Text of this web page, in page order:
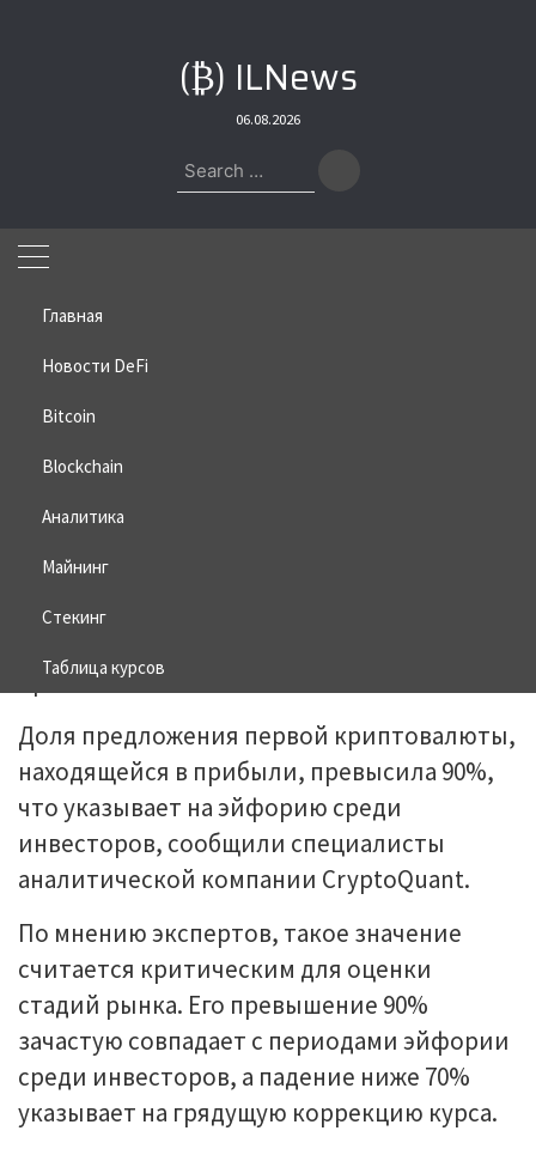
(₿) ILNews
06.08.2026
Search
for:
Главная
Новости DeFi
Bitcoin
Blockchain
Аналитика
Майнинг
Стекинг
Таблица курсов
Home»Bitcoin
90% предложения биткоина
сейчас в прибыли
30.08.2025
Доля предложения первой криптовалюты,
находящейся в прибыли, превысила 90%,
что указывает на эйфорию среди
инвесторов, сообщили специалисты
аналитической компании CryptoQuant.
По мнению экспертов, такое значение
считается критическим для оценки
стадий рынка. Его превышение 90%
зачастую совпадает с периодами эйфории
среди инвесторов, а падение ниже 70%
указывает на грядущую коррекцию курса.